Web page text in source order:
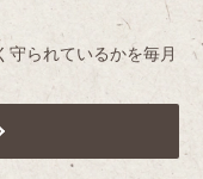
守られているかを毎月